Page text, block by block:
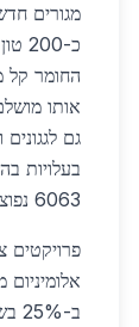
החומר קל
אותו
בעלויות
6063 נפוצים במיוחד.
פרויקטים